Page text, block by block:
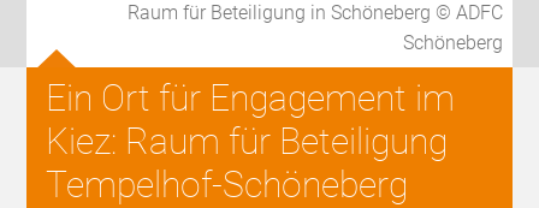
Raum für Beteiligung in Schöneberg © ADFC
Schöneberg
Ein Ort für Engagement im
Kiez: Raum für Beteiligung
Tempelhof-Schöneberg